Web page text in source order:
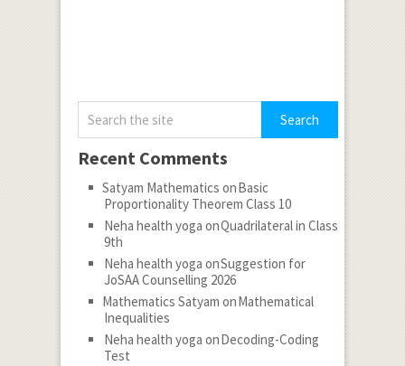
Recent Comments
Satyam Mathematics onBasic
Proportionality Theorem Class 10
Neha health yoga onQuadrilateral in Class
9th
Neha health yoga onSuggestion for
JoSAA Counselling 2026
Mathematics Satyam onMathematical
Inequalities
Neha health yoga onDecoding-Coding
Test